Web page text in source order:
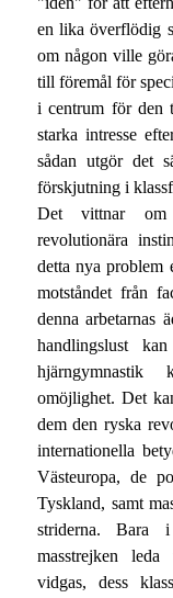
en lika överflödig
om någon ville
till föremål för
i centrum för den
starka intresse
sådan utgör det
förskjutning i
Det vittnar om
revolutionära
detta nya problem
motståndet från
denna arbetarnas
handlingslust
hjärngymnastik
omöjlighet. Det
dem den ryska
internationella
Västeuropa, de
Tyskland, samt
striderna. Bara
masstrejken
vidgas, dess